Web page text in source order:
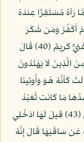
رَآهُ مُسْتَقِرًّا عِندَهُ
أَكْفُرُ وَمَن شَكَرَ
فَإِنَّمَا يَشْكُرُ لِنَفْسِهِ وَمَن كَفَرَ فَإِنَّ رَبِّي غَنِيٌّ كَرِيمٌ (40) قَالَ
الَّذِينَ لَا يَهْتَدُونَ
كَأَنَّهُ هُوَ وَأُوتِينَا
وَكُنَّا مُسْلِمِينَ (42) وَصَدَّهَا مَا كَانَت تَّعْبُدُ
مِن دُونِ اللَّهِ إِنَّهَا كَانَتْ مِن قَوْمٍ كَافِرِينَ (43) قِيلَ لَهَا ادْخُلِي
سَاقَيْهَا قَالَ إِنَّهُ